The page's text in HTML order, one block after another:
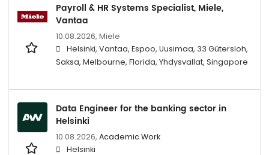
Payroll & HR Systems Specialist, Miele,
Vantaa
10.08.2026, Miele
Helsinki, Vantaa, Espoo, Uusimaa, 33 Gütersloh,
Saksa, Melbourne, Florida, Yhdysvallat, Singapore
Data Engineer for the banking sector in
Helsinki
10.08.2026, Academic Work
Helsinki